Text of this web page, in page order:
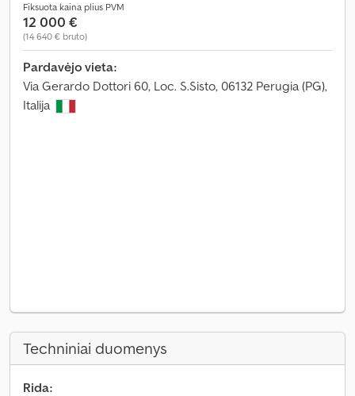
Fiksuota kaina plius PVM
12 000 €
(14 640 € bruto)
Pardavėjo vieta:
Via Gerardo Dottori 60, Loc. S.Sisto, 06132 Perugia (PG),
Italija
Techniniai duomenys
Rida: